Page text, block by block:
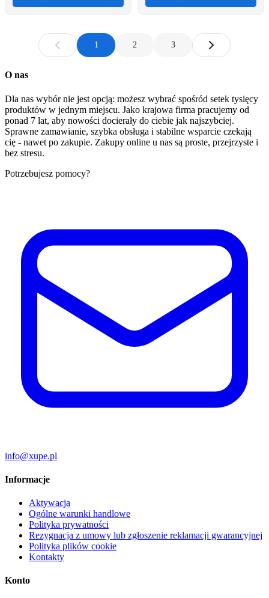
1 2 3
O nas
Dla nas wybór nie jest opcją: możesz wybrać spośród setek tysięcy
produktów w jednym miejscu. Jako krajowa firma pracujemy od
ponad 7 lat, aby nowości docierały do ciebie jak najszybciej.
Sprawne zamawianie, szybka obsługa i stabilne wsparcie czekają
cię - nawet po zakupie. Zakupy online u nas są proste, przejrzyste i
bez stresu.
Potrzebujesz pomocy?
info@xupe.pl
Informacje
Aktywacja
Ogólne warunki handlowe
Polityka prywatności
Rezygnacja z umowy lub zgłoszenie reklamacji gwarancyjnej
Polityka plików cookie
Kontakty
Konto